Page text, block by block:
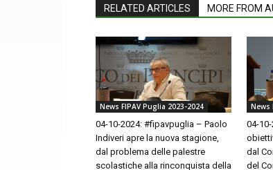
RELATED ARTICLES MORE FROM
News FIPAV Puglia 2023-2024
04-10-2024: #fipavpuglia – Paolo
Indiveri apre la nuova stagione,
dal problema delle palestre
scolastiche alla rinconquista della
News
04-
dal
del